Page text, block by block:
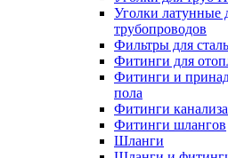
Уголки латунные
трубопроводов
Фильтры для
Фитинги для
Фитинги и
пола
Фитинги
Фитинги шлангов
Шланги